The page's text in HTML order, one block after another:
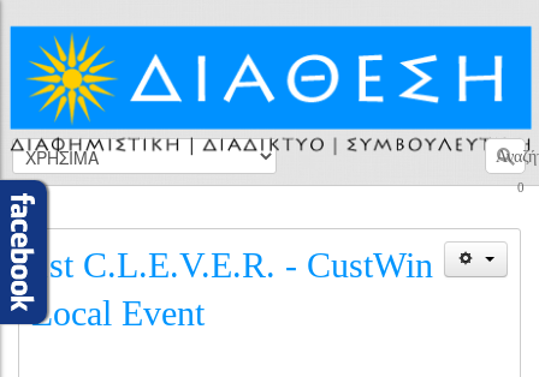
0
1st C.L.E.V.E.R. - CustWin
Local Event